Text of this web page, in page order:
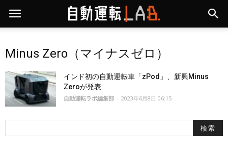
Minus Zero（マイナスゼロ）
インド初の自動運転車「zPod」、新興Minus
Zeroが発表
自動運転ラボ編集部 - 2023年6月8日 06:15